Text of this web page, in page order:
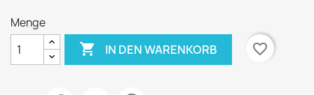
Menge
 IN DEN WARENKORB favorite_border